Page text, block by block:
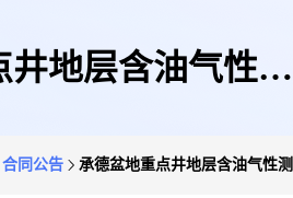
井地层含油气性测
同公告 承德盆地重点井地层含油气性